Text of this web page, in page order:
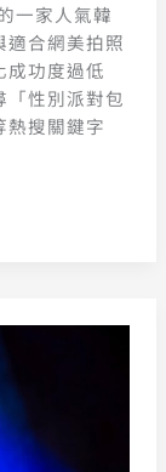
一家人氣韓
適合網美拍照
成功度過低
性別派對包
熱搜關鍵字